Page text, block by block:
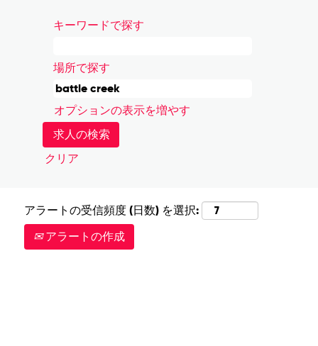
キーワードで探す
場所で探す
オプションの表示を増やす
クリア
アラートの受信頻度 (日数) を選択:
アラートの作成